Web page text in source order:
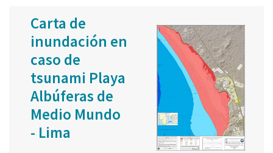
Carta de
inundación en
caso de
tsunami Playa
Albúferas de
Medio Mundo
- Lima